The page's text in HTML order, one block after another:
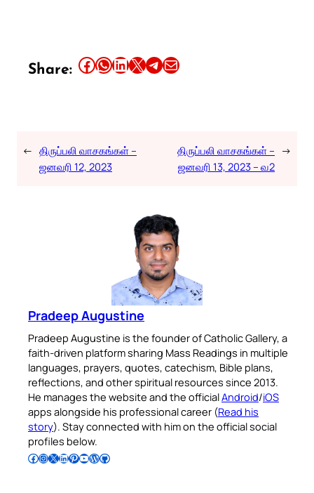
Share: Share this article on Facebook Share this article on WhatsApp Share this article on LinkedIn Share this article on X Share this article on TelegramEmail this Article
← திருப்பலி வாசகங்கள் –
ஜனவரி 12, 2023
திருப்பலி வாசகங்கள் –
ஜனவரி 13, 2023 – வ2
→
Pradeep Augustine
Pradeep Augustine is the founder of Catholic Gallery, a
faith-driven platform sharing Mass Readings in multiple
languages, prayers, quotes, catechism, Bible plans,
reflections, and other spiritual resources since 2013.
He manages the website and the officialAndroid/iOS
apps alongside his professional career (Read his
story). Stay connected with him on the official social
profiles below.
Follow Pradeep on Facebook Follow Pradeep on InstagramFollow Pradeep on X Follow Pradeep on LinkedIn Follow Pradeep on Pinterest Subscribe to Pradeep’s Youtube Channel Follow Pradeep on WordPress Follow Pradeep on GitHub